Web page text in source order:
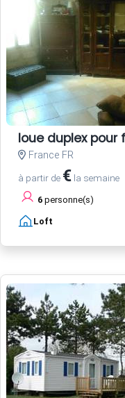
loue duplex pour
France FR
à partir de € la semaine
6 personne(s)
Loft